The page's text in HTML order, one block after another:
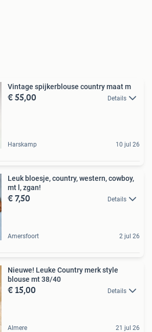
Vintage spijkerblouse country maat m
€ 55,00 Details
Harskamp 10 jul 26
Leuk bloesje, country, western, cowboy,
mt l, zgan!
€ 7,50 Details
Amersfoort 2 jul 26
Nieuwe! Leuke Country merk style
blouse mt 38/40
€ 15,00 Details
Almere 21 jul 26